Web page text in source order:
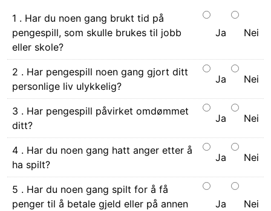
1 . Har du noen gang brukt tid på
pengespill, som skulle brukes til jobb
eller skole?
Ja Nei
2 . Har pengespill noen gang gjort ditt
personlige liv ulykkelig?
Ja Nei
3 . Har pengespill påvirket omdømmet
ditt?
Ja Nei
4 . Har du noen gang hatt anger etter å
ha spilt?
Ja Nei
5 . Har du noen gang spilt for å få
penger til å betale gjeld eller på annen
Ja Nei